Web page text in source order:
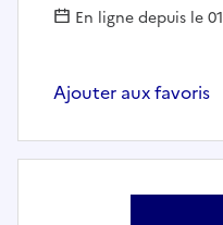
En ligne depuis le
Ajouter aux favoris